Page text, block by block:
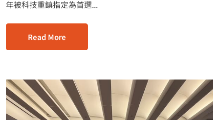
年被科技重鎮指定為首選...
Read More